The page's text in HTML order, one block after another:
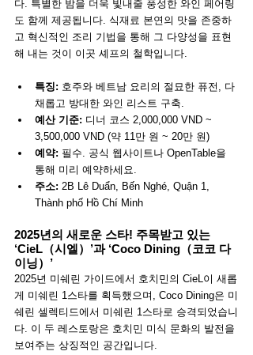
다. 특별한 밤을 더욱 빛내줄 풍성한 와인 페어링
도 함께 제공됩니다. 식재료 본연의 맛을 존중하
고 혁신적인 조리 기법을 통해 그 다양성을 표현
해 내는 것이 이곳 셰프의 철학입니다.
특징: 호주와 베트남 요리의 절묘한 퓨전, 다
채롭고 방대한 와인 리스트 구축.
예산 기준: 디너 코스 2,000,000 VND ~
3,500,000 VND (약 11만 원 ~ 20만 원)
예약: 필수. 공식 웹사이트나 OpenTable을
통해 미리 예약하세요.
주소: 2B Lê Duẩn, Bến Nghé, Quận 1,
Thành phố Hồ Chí Minh
2025년의 새로운 스타! 주목받고 있는
‘CieL（시엘）’과 ‘Coco Dining（코코 다
이닝）’
2025년 미쉐린 가이드에서 호치민의 CieL이 새롭
게 미쉐린 1스타를 획득했으며, Coco Dining은 미
쉐린 셀렉티드에서 미쉐린 1스타로 승격되었습니
다. 이 두 레스토랑은 호치민 미식 문화의 발전을
보여주는 상징적인 공간입니다.